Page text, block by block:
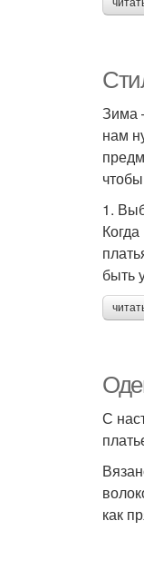
Зима
нам
1.
быть
С
как